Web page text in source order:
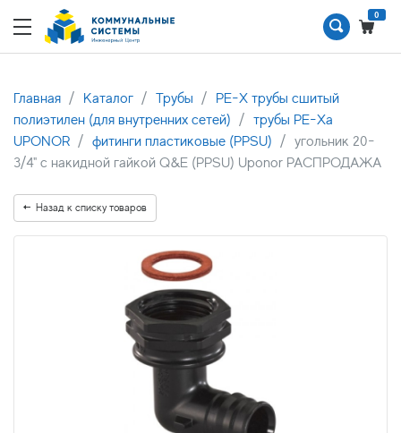
0
Главная Каталог Трубы
PE-X трубы сшитый
полиэтилен (для внутренних сетей)
трубы PE-Xa
UPONOR
фитинги пластиковые (PPSU)
угольник 20-
3/4" с накидной гайкой Q&E (PPSU) Uponor РАСПРОДАЖА
Назад к списку товаров